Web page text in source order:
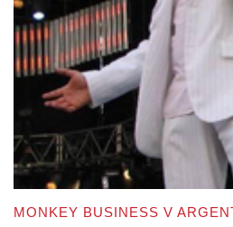
MONKEY BUSINESS V